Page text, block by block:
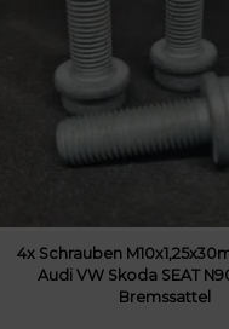
r
e
i
w
:
8
0
4x Schrauben
Audi VW Skoda SEAT
Bremssattel